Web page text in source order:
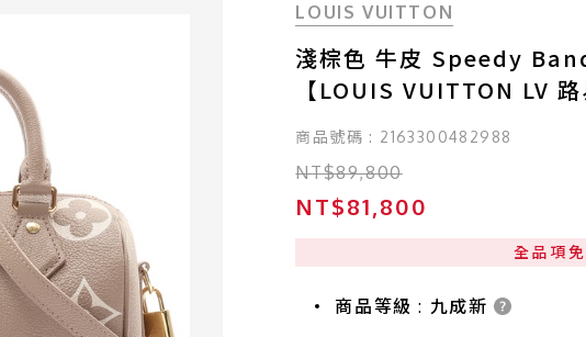
LOUIS VUITTON
淺棕色 牛皮 Speedy
【LOUIS VUITTON LV
商品號碼 : 2163300482988
NT$89,800
NT$81,800
全品項
商品等級 : 九成新